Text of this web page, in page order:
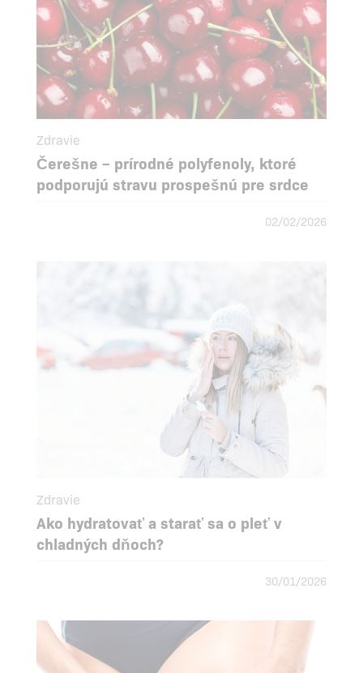
Zdravie
Čerešne – prírodné polyfenoly, ktoré
podporujú stravu prospešnú pre srdce
02/02/2026
Zdravie
Ako hydratovať a starať sa o pleť v
chladných dňoch?
30/01/2026